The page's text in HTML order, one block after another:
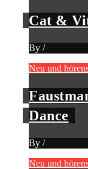
Cat &
By /
Neu und
Dance
By /
Neu und